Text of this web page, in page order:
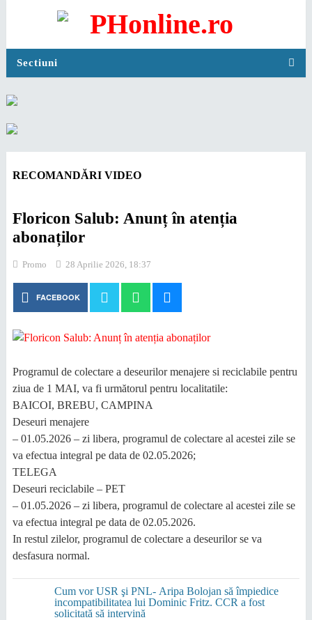
Sectiuni
RECOMANDĂRI VIDEO
Floricon Salub: Anunț în atenția
abonaților
Promo 28 Aprilie 2026, 18:37
FACEBOOK
Programul de colectare a deseurilor menajere si reciclabile pentru
ziua de 1 MAI, va fi următorul pentru localitatile:
BAICOI, BREBU, CAMPINA
Deseuri menajere
– 01.05.2026 – zi libera, programul de colectare al acestei zile se
va efectua integral pe data de 02.05.2026;
TELEGA
Deseuri reciclabile – PET
– 01.05.2026 – zi libera, programul de colectare al acestei zile se
va efectua integral pe data de 02.05.2026.
In restul zilelor, programul de colectare a deseurilor se va
desfasura normal.
Cum vor USR şi PNL- Aripa Bolojan să împiedice
incompatibilitatea lui Dominic Fritz. CCR a fost
solicitată să intervină